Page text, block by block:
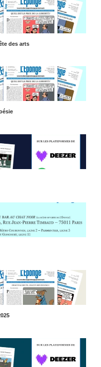
des arts